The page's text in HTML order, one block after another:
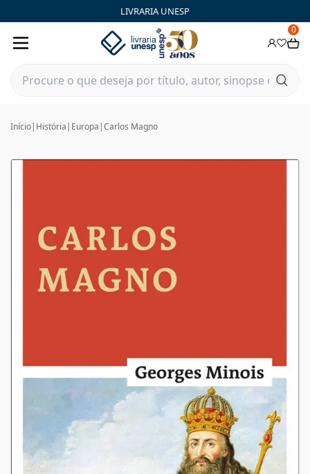
LIVRARIA UNESP
0
Início| História | Europa |Carlos Magno